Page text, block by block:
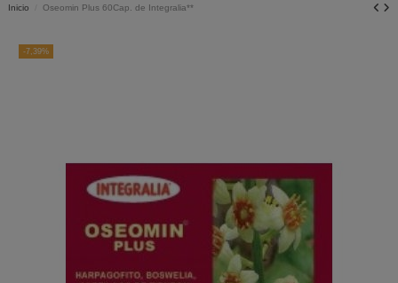
Inicio Oseomin Plus 60Cap. de Integralia**
-7,39%